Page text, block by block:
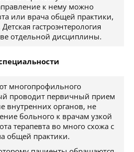
к нему можно
или врача общей практики,
гастроэнтерология
отдельной дисциплины.
многопрофильного
проводит первичный прием
внутренних органов, не
больного к врачам узкой
терапевта во много схожа с
общей практики.